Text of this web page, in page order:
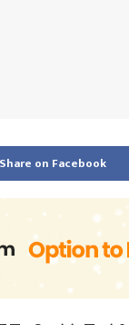
Share on Facebook